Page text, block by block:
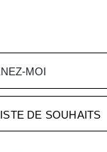
MOI
DE SOUHAITS